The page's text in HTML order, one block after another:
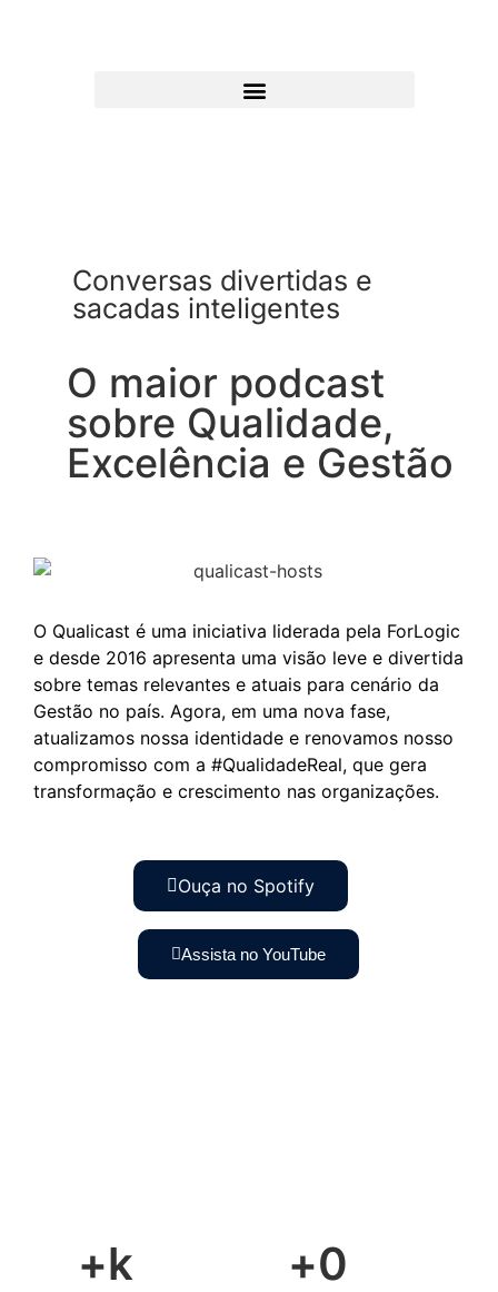
Conversas divertidas e
sacadas inteligentes
O maior podcast
sobre Qualidade,
Excelência e Gestão
O Qualicast é uma iniciativa liderada pela ForLogic
e desde 2016 apresenta uma visão leve e divertida
sobre temas relevantes e atuais para cenário da
Gestão no país. Agora, em uma nova fase,
atualizamos nossa identidade e renovamos nosso
compromisso com a #QualidadeReal, que gera
transformação e crescimento nas organizações.
Ouça no Spotify
Assista no YouTube
+k +0